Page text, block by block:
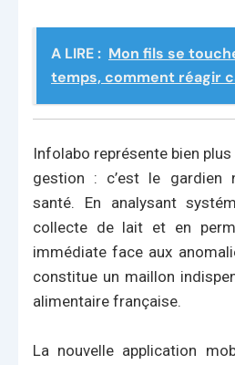
A LIRE : Mon fils se
temps, comment réagir
Infolabo représente bien
gestion : c’est le gardien
santé. En analysant
collecte de lait et en
immédiate face aux
constitue un maillon
alimentaire française.
La nouvelle application